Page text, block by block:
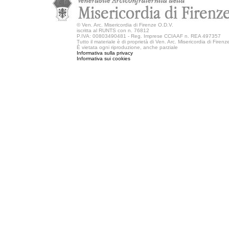
© Ven. Arc. Misericordia di Firenze O.D.V.
iscritta al RUNTS con n. 76812
P.IVA: 00803490481 - Reg. Imprese CCIAAF n. REA 497357
Tutto il materiale è di proprietà di Ven. Arc. Misericordia di
È vietata ogni riproduzione, anche parziale
Informativa sulla privacy
Informativa sui cookies